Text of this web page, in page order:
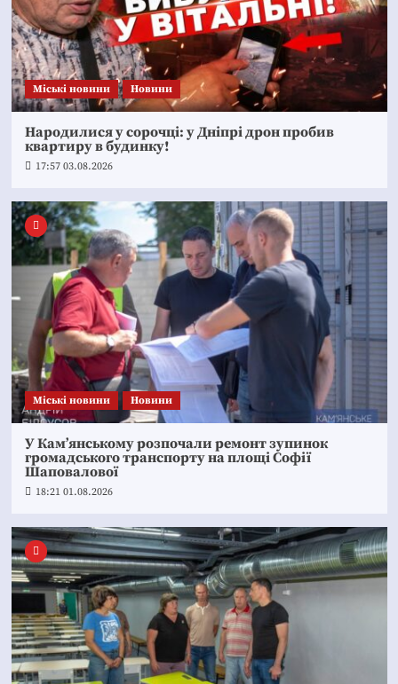
Mіські новини Новини
Народилися у сорочці: у Дніпрі дрон пробив
квартиру в будинку!
17:57 03.08.2026
Mіські новини Новини
У Кам’янському розпочали ремонт зупинок
громадського транспорту на площі Софії
Шаповалової
18:21 01.08.2026